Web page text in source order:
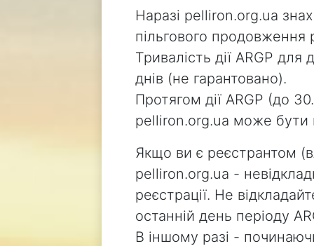
Наразі pelliron.org.ua
пільгового продовження
Тривалість дії ARGP
днів (не гарантовано).
Протягом дії ARGP (до
pelliron.org.ua може бути
Якщо ви є реєстрантом
pelliron.org.ua -
реєстрації. Не
останній день періоду
В іншому разі -